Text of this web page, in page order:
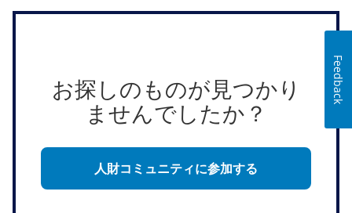
お探しのものが見つかり
ませんでしたか？
人財コミュニティに参加する
Feedback